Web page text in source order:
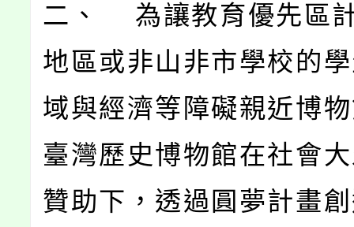
二、 為讓教育優先區
地區或非山非市學校的
域與經濟等障礙親近博
臺灣歷史博物館在社會
贊助下，透過圓夢計畫